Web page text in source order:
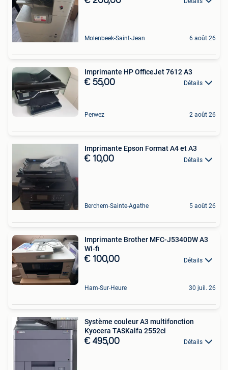
Molenbeek-Saint-Jean 6 août 26
Imprimante HP OfficeJet 7612 A3
€ 55,00 Détails
Perwez 2 août 26
Imprimante Epson Format A4 et A3
€ 10,00 Détails
Berchem-Sainte-Agathe 5 août 26
Imprimante Brother MFC-J5340DW A3
Wi-fi
€ 100,00 Détails
Ham-Sur-Heure 30 juil. 26
Système couleur A3 multifonction
Kyocera TASKalfa 2552ci
€ 495,00 Détails